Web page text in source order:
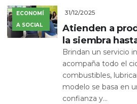
ECONOMÍ
A SOCIAL
31/12/2025
Atienden a
la siembra
Brindan un servicio
acompaña todo el
combustibles,
modelo se basa en
confianza y...